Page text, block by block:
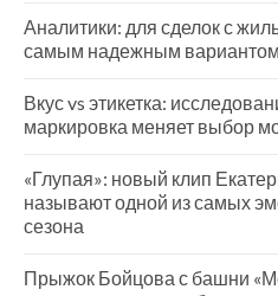
Аналитики: для сделок с
самым надежным вариантом
Вкус vs этикетка:
маркировка меняет выбор
«Глупая»: новый клип
называют одной из самых
сезона
Прыжок Бойцова с башни